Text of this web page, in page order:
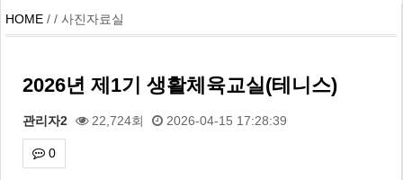
HOME / / 사진자료실
2026년 제1기 생활체육교실(테니스)
관리자2 22,724회 2026-04-15 17:28:39
0